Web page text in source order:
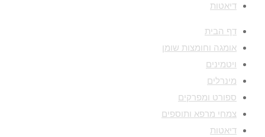
דיאטות
דף הבית
אומגה וחומצות שומן
ויטמינים
מינרלים
ספורט ומפרקים
צמחי מרפא ותוספים
דיאטות